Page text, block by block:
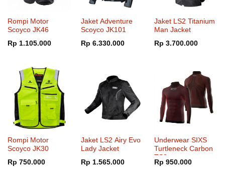
Rompi Motor
Scoyco JK46
Rp 1.105.000
Jaket Adventure
Scoyco JK101
Rp 6.330.000
Jaket LS2 Titanium
Man Jacket
Rp 3.700.000
Rompi Motor
Scoyco JK30
Rp 750.000
Jaket LS2 Airy Evo
Lady Jacket
Rp 1.565.000
Underwear SIXS
Turtleneck Carbon
TS3
Rp 950.000